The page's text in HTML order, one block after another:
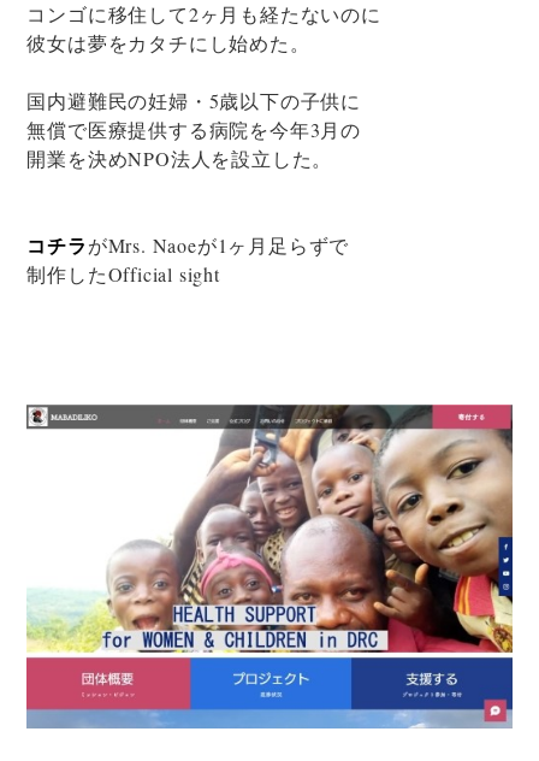
コンゴに移住して2ヶ月も経たないのに
彼女は夢をカタチにし始めた。
国内避難民の妊婦・5歳以下の子供に
無償で医療提供する病院を今年3月の
開業を決めNPO法人を設立した。
コチラがMrs. Naoeが1ヶ月足らずで
制作したOfficial sight